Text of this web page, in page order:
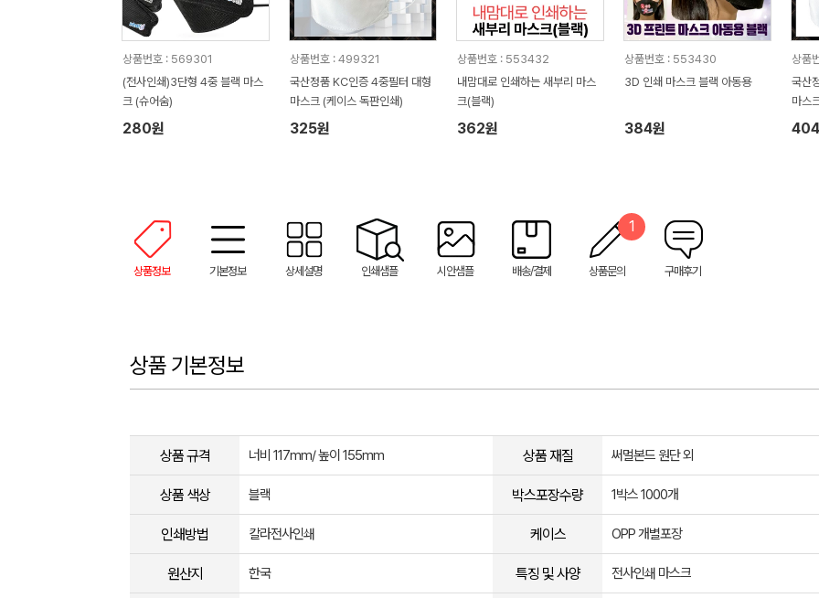
상품번호 : 569301
(전사인쇄)3단형 4중 블랙 마스
크 (슈어숨)
280원
상품번호 : 499321
국산정품 KC인증 4중필터 대형
마스크 (케이스 독판인쇄)
325원
상품번호 : 553432
내맘대로 인쇄하는 새부리 마스
크(블랙)
362원
상품번호 : 553430
3D 인쇄 마스크 블랙 아동용
384원
상품
국산
마스
인쇄)
상품정보 기본정보 상세설명 인쇄샘플 시안샘플 배송/결제 상품문의
1
구매후기
상품 기본정보
상품 규격 너비 117mm/ 높이 155mm 상품 재질 써멀본드 원단 외
상품 색상 블랙 박스포장수량 1박스 1000개
인쇄방법 칼라전사인쇄 케이스 OPP 개별포장
원산지 한국 특징 및 사양 전사인쇄 마스크